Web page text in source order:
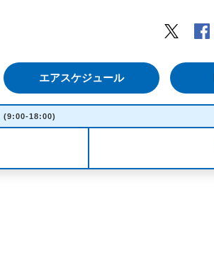
Twitter
エアスケジュール
(9:00-18:00)